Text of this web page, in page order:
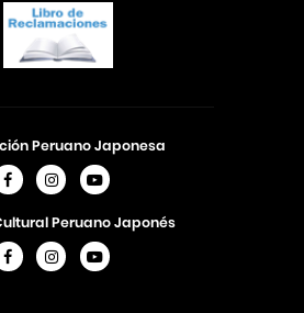
Peruano Japonesa
Peruano Japonés